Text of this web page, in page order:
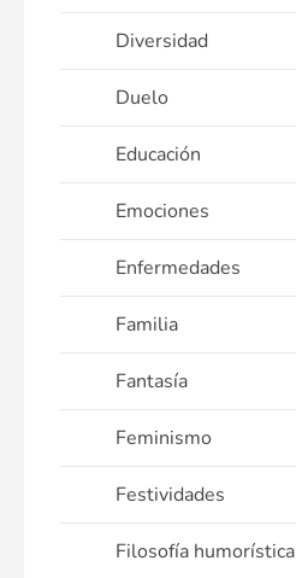
Diversidad
Duelo
Educación
Emociones
Enfermedades
Familia
Fantasía
Feminismo
Festividades
Filosofía humorística